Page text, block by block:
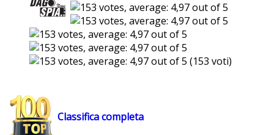
(153 voti)
Classifica completa